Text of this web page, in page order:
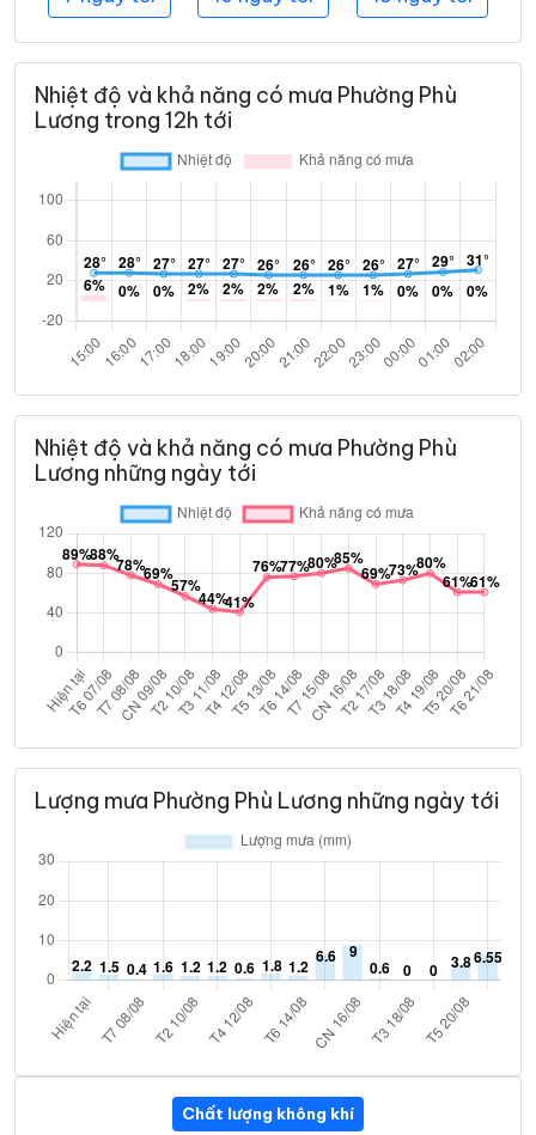
Nhiệt độ và khả năng có mưa Phường Phù
Lương trong 12h tới
Nhiệt độ và khả năng có mưa Phường Phù
Lương những ngày tới
Lượng mưa Phường Phù Lương những ngày tới
Chất lượng không khí